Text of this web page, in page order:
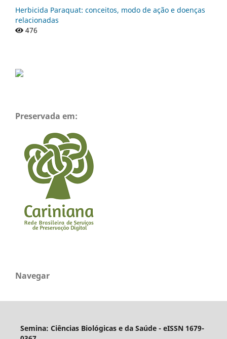
Herbicida Paraquat: conceitos, modo de ação e doenças
relacionadas
476
Preservada em:
Navegar
Semina: Ciências Biológicas e da Saúde - eISSN 1679-